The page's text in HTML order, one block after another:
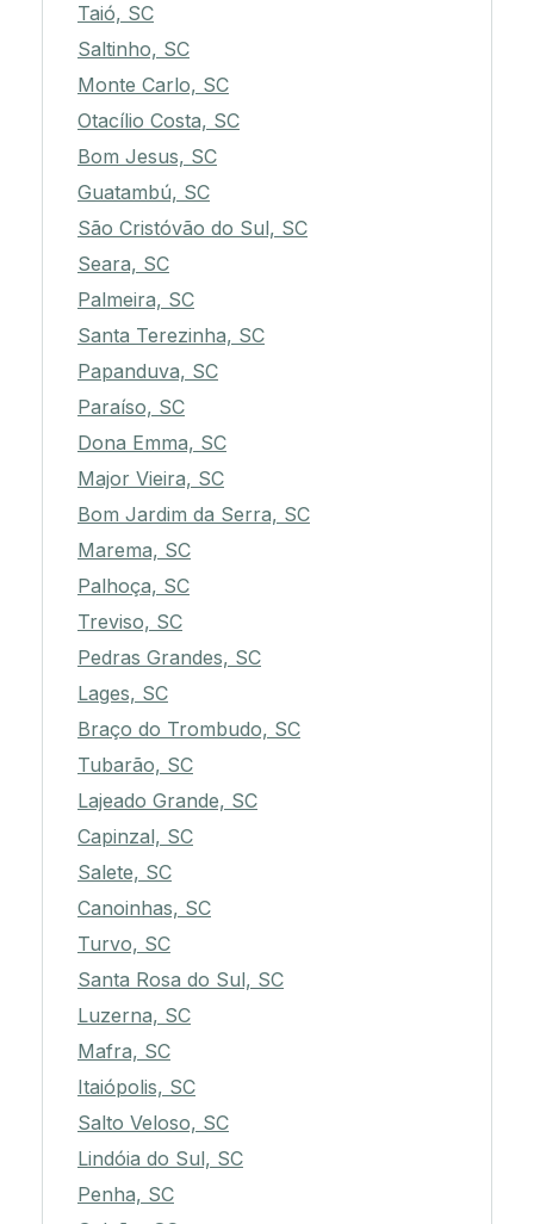
Taió, SC
Saltinho, SC
Monte Carlo, SC
Otacílio Costa, SC
Bom Jesus, SC
Guatambú, SC
São Cristóvão do Sul, SC
Seara, SC
Palmeira, SC
Santa Terezinha, SC
Papanduva, SC
Paraíso, SC
Dona Emma, SC
Major Vieira, SC
Bom Jardim da Serra, SC
Marema, SC
Palhoça, SC
Treviso, SC
Pedras Grandes, SC
Lages, SC
Braço do Trombudo, SC
Tubarão, SC
Lajeado Grande, SC
Capinzal, SC
Salete, SC
Canoinhas, SC
Turvo, SC
Santa Rosa do Sul, SC
Luzerna, SC
Mafra, SC
Itaiópolis, SC
Salto Veloso, SC
Lindóia do Sul, SC
Penha, SC